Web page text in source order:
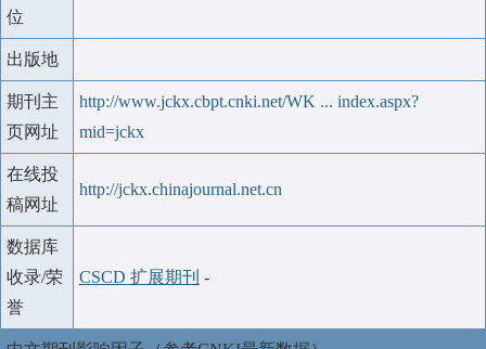
位
出版地
期刊主
页网址
http://www.jckx.cbpt.cnki.net/WK ... index.aspx?
mid=jckx
在线投
稿网址
http://jckx.chinajournal.net.cn
数据库
收录/荣
誉
CSCD 扩展期刊 -